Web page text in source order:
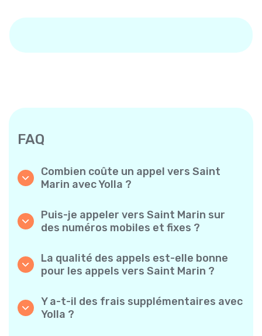
FAQ
Combien coûte un appel vers Saint
Marin avec Yolla ?
abordables pour les appels vers Saint Marin.
Consultez simplement les tarifs les plus
récents dans l’application — sans frais
Puis-je appeler vers Saint Marin sur
des numéros mobiles et fixes ?
vers des téléphones mobiles et des lignes
fixes vers Saint Marin en toute simplicité.
La qualité des appels est-elle bonne
pour les appels vers Saint Marin ?
claire et fiable, pour que vos conversations
sonnent comme des appels locaux.
Y a-t-il des frais supplémentaires avec
Yolla ?